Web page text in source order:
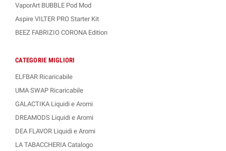
VaporArt BUBBLE Pod Mod
Aspire VILTER PRO Starter Kit
BEEZ FABRIZIO CORONA Edition
CATEGORIE MIGLIORI
ELFBAR Ricaricabile
UMA SWAP Ricaricabile
GALACTIKA Liquidi e Aromi
DREAMODS Liquidi e Aromi
DEA FLAVOR Liquidi e Aromi
LA TABACCHERIA Catalogo